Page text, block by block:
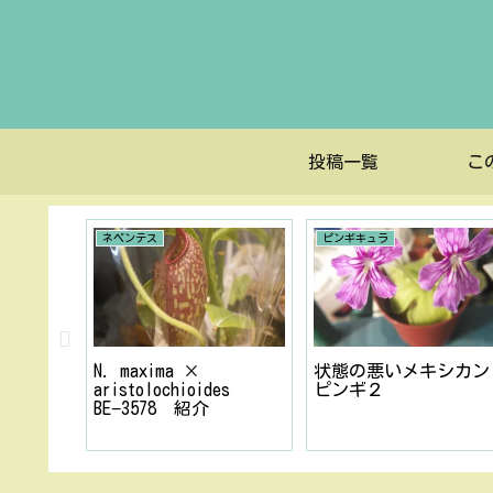
投稿一覧 こ
ネペンテス
N. maxima ×
aristolochioides
BE−3578 紹介
ピンギキュラ
状態の悪いメキシカン
ピンギ２